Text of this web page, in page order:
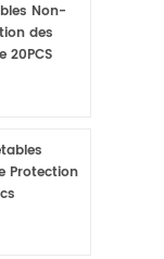
Non-
des
20PCS
Protection